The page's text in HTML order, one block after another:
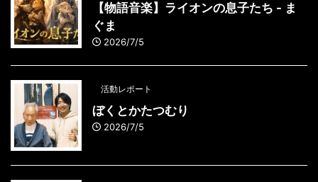
【物語音楽】ライオンの息子たち - ま
ぐま
2026/7/5
活動レポート
ぼくとかたつむり
2026/7/5